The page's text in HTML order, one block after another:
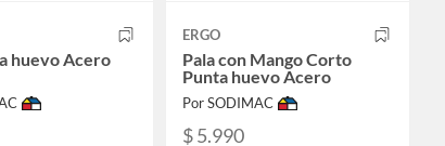
huevo Acero
ERGO
Pala con Mango Corto
Punta huevo Acero
Por SODIMAC
$ 5.990